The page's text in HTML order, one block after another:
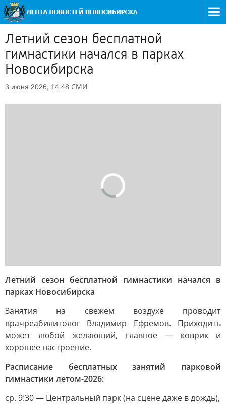
Летний сезон бесплатной
гимнастики начался в парках
Новосибирска
3 июня 2026, 14:48 СМИ
Летний сезон бесплатной гимнастики начался в
парках Новосибирска
Занятия на свежем воздухе проводит
врачреабилитолог Владимир Ефремов. Приходить
может любой желающий, главное — коврик и
хорошее настроение.
Расписание бесплатных занятий парковой
гимнастики летом-2026:
ср. 9:30 — Центральный парк (на сцене даже в дождь),